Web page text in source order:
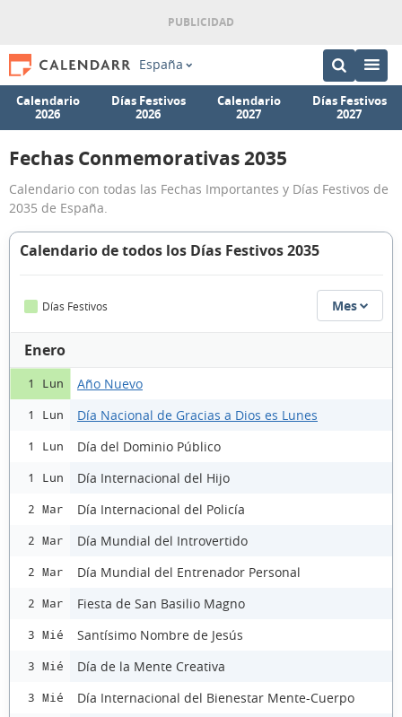
España
Calendario
2026
Días Festivos
2026
Calendario
2027
Días Festivos
2027
Fechas Conmemorativas 2035
Calendario con todas las Fechas Importantes y Días Festivos de
2035 de España.
Calendario de todos los Días Festivos 2035
Días Festivos Mes
Enero
1 Lun Año Nuevo
1 Lun Día Nacional de Gracias a Dios es Lunes
1 Lun Día del Dominio Público
1 Lun Día Internacional del Hijo
2 Mar Día Internacional del Policía
2 Mar Día Mundial del Introvertido
2 Mar Día Mundial del Entrenador Personal
2 Mar Fiesta de San Basilio Magno
3 Mié Santísimo Nombre de Jesús
3 Mié Día de la Mente Creativa
3 Mié Día Internacional del Bienestar Mente-Cuerpo